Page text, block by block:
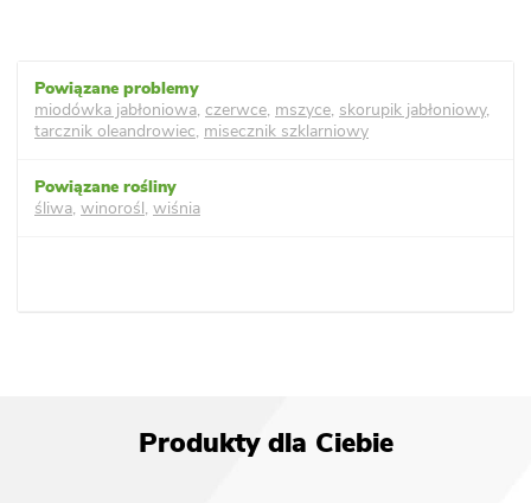
miodówka jabłoniowa, czerwce, mszyce, skorupik jabłoniowy,
tarcznik oleandrowiec, misecznik szklarniowy
śliwa, winorośl , wiśnia
Produkty dla Ciebie